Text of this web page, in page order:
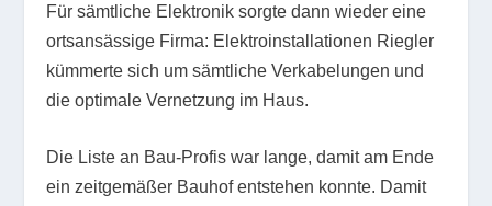
Für sämtliche Elektronik sorgte dann wieder eine
ortsansässige Firma: Elektroinstallationen Riegler
kümmerte sich um sämtliche Verkabelungen und
die optimale Vernetzung im Haus.
Die Liste an Bau-Profis war lange, damit am Ende
ein zeitgemäßer Bauhof entstehen konnte. Damit